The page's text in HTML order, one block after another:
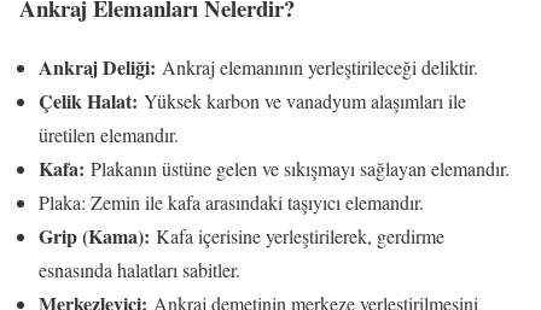
Ankraj Elemanları Nelerdir?
Ankraj Deliği: Ankraj elemanının yerleştirileceği deliktir.
Çelik Halat: Yüksek karbon ve vanadyum alaşımları ile
üretilen elemandır.
Kafa: Plakanın üstüne gelen ve sıkışmayı sağlayan elemandır.
Plaka: Zemin ile kafa arasındaki taşıyıcı elemandır.
Grip (Kama): Kafa içerisine yerleştirilerek, gerdirme
esnasında halatları sabitler.
Merkezleyici: Ankraj demetinin merkeze yerleştirilmesini